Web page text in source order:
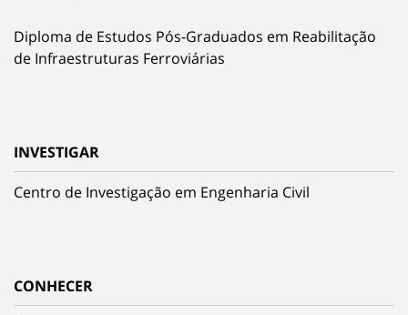
Diploma de Estudos Pós-Graduados em Reabilitação
de Infraestruturas Ferroviárias
INVESTIGAR
Centro de Investigação em Engenharia Civil
CONHECER